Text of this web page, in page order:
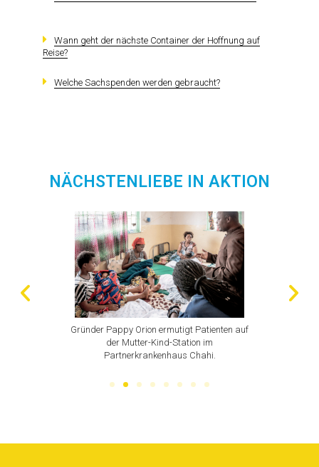
Wann geht der nächste Container der Hoffnung auf
Reise?
Welche Sachspenden werden gebraucht?
NÄCHSTENLIEBE IN AKTION
Gründer Pappy Orion ermutigt Patienten auf
der Mutter-Kind-Station im
Partnerkrankenhaus Chahi.